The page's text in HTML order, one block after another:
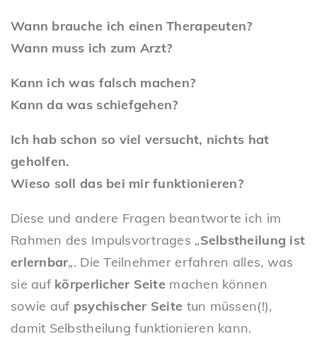
Wann brauche ich einen Therapeuten?
Wann muss ich zum Arzt?
Kann ich was falsch machen?
Kann da was schiefgehen?
Ich hab schon so viel versucht, nichts hat
geholfen.
Wieso soll das bei mir funktionieren?
Diese und andere Fragen beantworte ich im
Rahmen des Impulsvortrages „Selbstheilung ist
erlernbar„. Die Teilnehmer erfahren alles, was
sie auf körperlicher Seite machen können
sowie auf psychischer Seite tun müssen(!),
damit Selbstheilung funktionieren kann.